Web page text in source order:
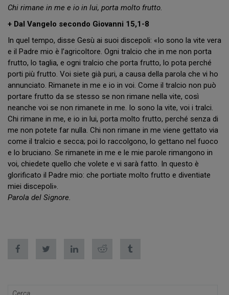
Chi rimane in me e io in lui, porta molto frutto.
+ Dal Vangelo secondo Giovanni 15,1-8
In quel tempo, disse Gesù ai suoi discepoli: «Io sono la vite vera
e il Padre mio è l’agricoltore. Ogni tralcio che in me non porta
frutto, lo taglia, e ogni tralcio che porta frutto, lo pota perché
porti più frutto. Voi siete già puri, a causa della parola che vi ho
annunciato. Rimanete in me e io in voi. Come il tralcio non può
portare frutto da se stesso se non rimane nella vite, così
neanche voi se non rimanete in me. Io sono la vite, voi i tralci.
Chi rimane in me, e io in lui, porta molto frutto, perché senza di
me non potete far nulla. Chi non rimane in me viene gettato via
come il tralcio e secca; poi lo raccolgono, lo gettano nel fuoco
e lo bruciano. Se rimanete in me e le mie parole rimangono in
voi, chiedete quello che volete e vi sarà fatto. In questo è
glorificato il Padre mio: che portiate molto frutto e diventiate
miei discepoli».
Parola del Signore.